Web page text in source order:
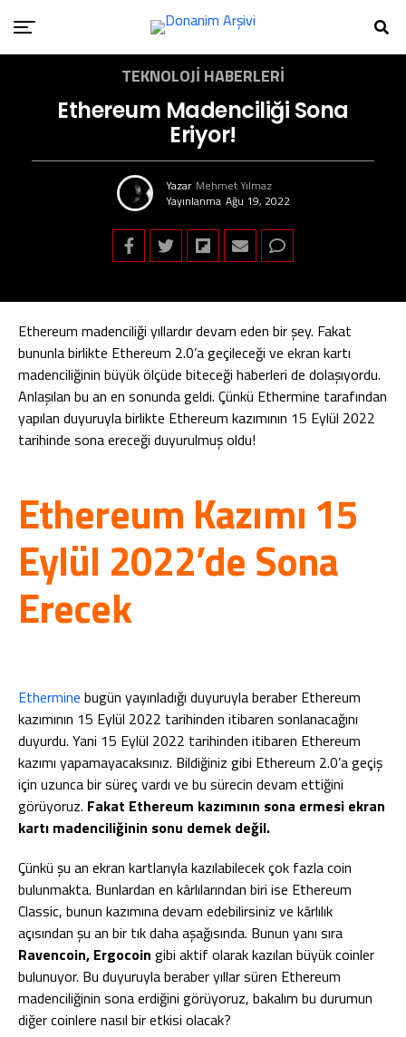
TEKNOLOJI HABERLERI
Ethereum Madenciliği Sona
Eriyor!
Yazar Mehmet Yılmaz
Yayınlanma Ağu 19, 2022
Ethereum madenciliği yıllardır devam eden bir şey. Fakat
bununla birlikte Ethereum 2.0’a geçileceği ve ekran kartı
madenciliğinin büyük ölçüde biteceği haberleri de dolaşıyordu.
Anlaşılan bu an en sonunda geldi. Çünkü Ethermine tarafından
yapılan duyuruyla birlikte Ethereum kazımının 15 Eylül 2022
tarihinde sona ereceği duyurulmuş oldu!
Ethereum Kazımı 15
Eylül 2022’de Sona
Erecek
Ethermine bugün yayınladığı duyuruyla beraber Ethereum
kazımının 15 Eylül 2022 tarihinden itibaren sonlanacağını
duyurdu. Yani 15 Eylül 2022 tarihinden itibaren Ethereum
kazımı yapamayacaksınız. Bildiğiniz gibi Ethereum 2.0’a geçiş
için uzunca bir süreç vardı ve bu sürecin devam ettiğini
görüyoruz. Fakat Ethereum kazımının sona ermesi ekran
kartı madenciliğinin sonu demek değil.
Çünkü şu an ekran kartlarıyla kazılabilecek çok fazla coin
bulunmakta. Bunlardan en kârlılarından biri ise Ethereum
Classic, bunun kazımına devam edebilirsiniz ve kârlılık
açısından şu an bir tık daha aşağısında. Bunun yanı sıra
Ravencoin, Ergocoin gibi aktif olarak kazılan büyük coinler
bulunuyor. Bu duyuruyla beraber yıllar süren Ethereum
madenciliğinin sona erdiğini görüyoruz, bakalım bu durumun
diğer coinlere nasıl bir etkisi olacak?